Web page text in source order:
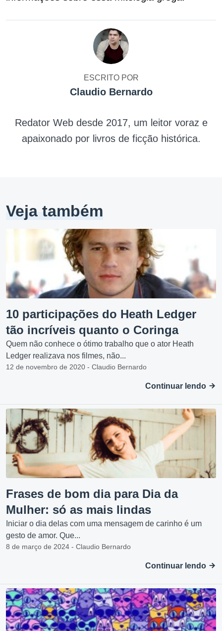
ESCRITO POR
Claudio Bernardo
Redator Web desde 2017, um leitor voraz e
apaixonado por livros de ficção histórica.
Veja também
10 participações do Heath Ledger
tão incríveis quanto o Coringa
Quem não conhece o ótimo trabalho que o ator Heath
Ledger realizava nos filmes, não...
12 de novembro de 2020 - Claudio Bernardo
Continuar lendo
Frases de bom dia para Dia da
Mulher: só as mais lindas
Iniciar o dia delas com uma mensagem de carinho é um
gesto de amor. Que...
8 de março de 2024 - Claudio Bernardo
Continuar lendo